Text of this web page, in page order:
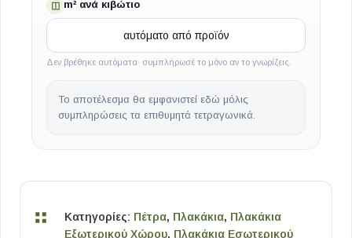
◫ m² ανά κιβώτιο
Δεν βρέθηκε αυτόματα· συμπλήρωσέ το μόνο αν το γνωρίζεις.
Το αποτέλεσμα θα εμφανιστεί εδώ μόλις
συμπληρώσεις τα επιθυμητά τετραγωνικά.
Κατηγορίες: Πέτρα, Πλακάκια, Πλακάκια
Εξωτερικού Χώρου, Πλακάκια Εσωτερικού